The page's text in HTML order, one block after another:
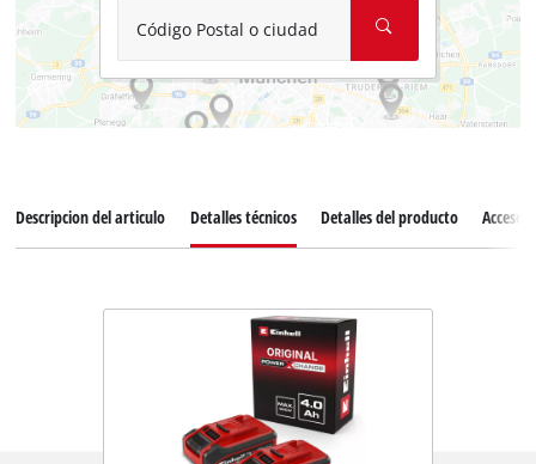
Código Postal o ciudad
Descripcion del articulo Detalles técnicos Detalles del producto